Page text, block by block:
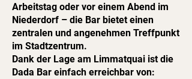
Arbeitstag oder vor einem Abend im
Niederdorf – die Bar bietet einen
zentralen und angenehmen Treffpunkt
im Stadtzentrum.
Dank der Lage am Limmatquai ist die
Dada Bar einfach erreichbar von: